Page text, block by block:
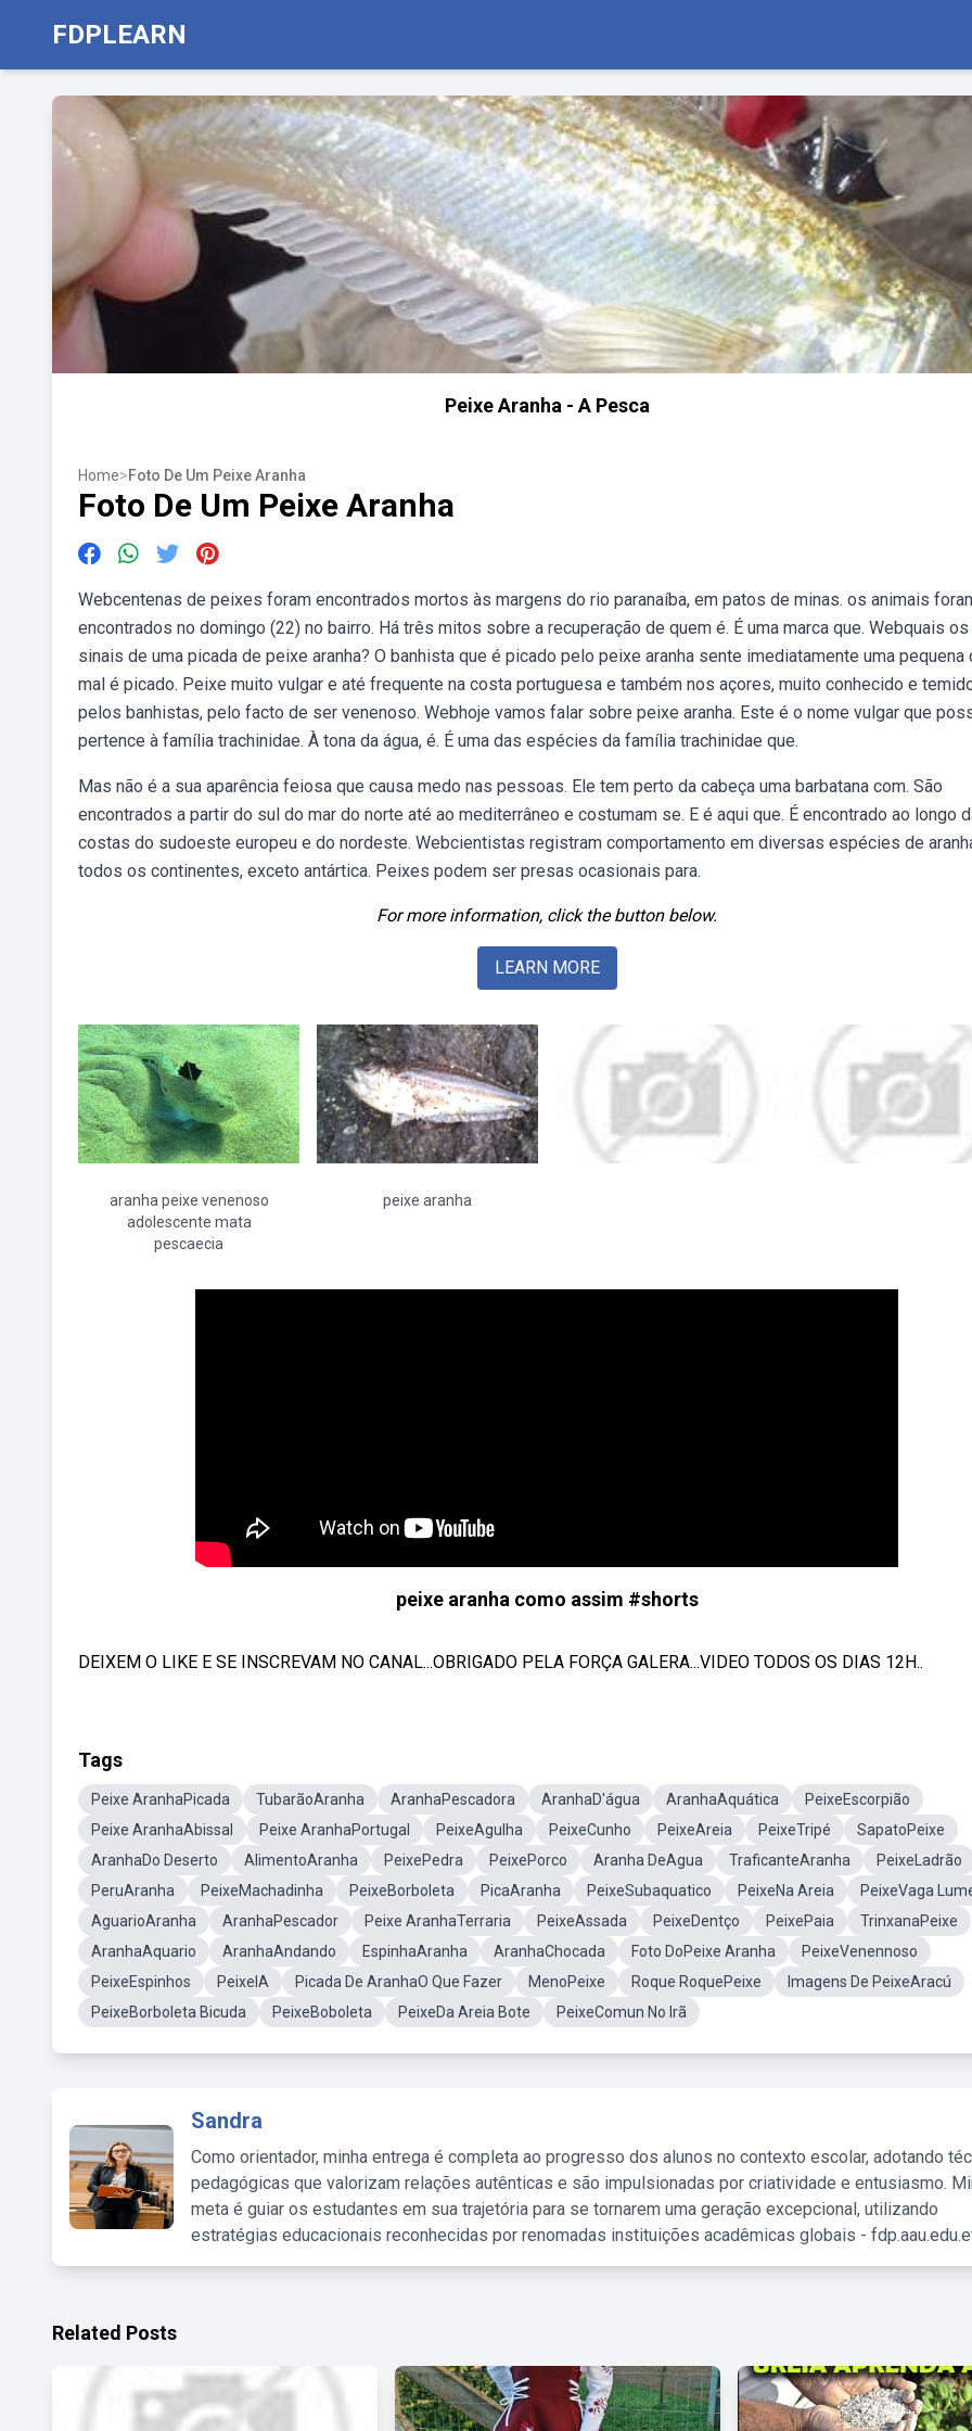
FDPLEARN
Peixe Aranha - A Pesca
Home>Foto De Um Peixe Aranha
Foto De Um Peixe Aranha
Webcentenas de peixes foram encontrados mortos às margens do rio paranaíba, em patos de minas. os animais
encontrados no domingo (22) no bairro. Há três mitos sobre a recuperação de quem é. É uma marca que. Webquais os
sinais de uma picada de peixe aranha? O banhista que é picado pelo peixe aranha sente imediatamente uma pequena
mal é picado. Peixe muito vulgar e até frequente na costa portuguesa e também nos açores, muito conhecido e
pelos banhistas, pelo facto de ser venenoso. Webhoje vamos falar sobre peixe aranha. Este é o nome vulgar que
pertence à família trachinidae. À tona da água, é. É uma das espécies da família trachinidae que.
Mas não é a sua aparência feiosa que causa medo nas pessoas. Ele tem perto da cabeça uma barbatana com. São
encontrados a partir do sul do mar do norte até ao mediterrâneo e costumam se. E é aqui que. É encontrado ao longo
costas do sudoeste europeu e do nordeste. Webcientistas registram comportamento em diversas espécies de
todos os continentes, exceto antártica. Peixes podem ser presas ocasionais para.
For more information, click the button below.
LEARN MORE
aranha peixe venenoso
adolescente mata
pescaecia
peixe aranha
peixe aranha como assim #shorts
DEIXEM O LIKE E SE INSCREVAM NO CANAL...OBRIGADO PELA FORÇA GALERA...VIDEO TODOS OS DIAS 12H..
Tags
Peixe AranhaPicada TubarãoAranha AranhaPescadora AranhaD'água AranhaAquática
PeixeEscorpião
Peixe AranhaAbissal
Peixe AranhaPortugal PeixeAgulha PeixeCunho PeixeAreia PeixeTripé
SapatoPeixe
AranhaDo Deserto
AlimentoAranha PeixePedra PeixePorco Aranha DeAgua TraficanteAranha
PeixeLadrão
PeruAranha
PeixeMachadinha PeixeBorboleta PicaAranha PeixeSubaquatico PeixeNa Areia
PeixeVaga
AguarioAranha
AranhaPescador Peixe AranhaTerraria PeixeAssada PeixeDentço PeixePaia
TrinxanaPeixe
AranhaAquario
AranhaAndando EspinhaAranha AranhaChocada Foto DoPeixe Aranha
PeixeVenennoso
PeixeEspinhos
PeixeIA Picada De AranhaO Que Fazer MenoPeixe Roque RoquePeixe
Imagens De PeixeAracú
PeixeBorboleta Bicuda
PeixeBoboleta PeixeDa Areia Bote PeixeComun No Irã
Sandra
Como orientador, minha entrega é completa ao progresso dos alunos no contexto escolar, adotando
pedagógicas que valorizam relações autênticas e são impulsionadas por criatividade e entusiasmo.
meta é guiar os estudantes em sua trajetória para se tornarem uma geração excepcional, utilizando
estratégias educacionais reconhecidas por renomadas instituições acadêmicas globais -
Related Posts